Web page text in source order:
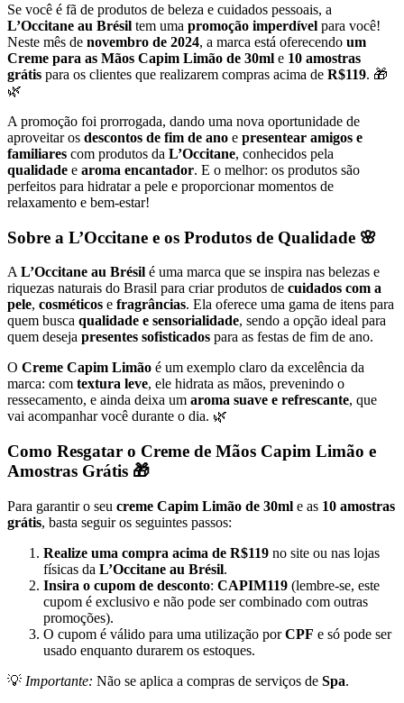
Se você é fã de produtos de beleza e cuidados pessoais, a
L’Occitane au Brésil tem uma promoção imperdível para você!
Neste mês de novembro de 2024, a marca está oferecendo um
Creme para as Mãos Capim Limão de 30ml e 10 amostras
grátis para os clientes que realizarem compras acima de R$119. 🎁
🌿
A promoção foi prorrogada, dando uma nova oportunidade de
aproveitar os descontos de fim de ano e presentear amigos e
familiares com produtos da L’Occitane, conhecidos pela
qualidade e aroma encantador. E o melhor: os produtos são
perfeitos para hidratar a pele e proporcionar momentos de
relaxamento e bem-estar!
Sobre a L’Occitane e os Produtos de Qualidade 🌸
A L’Occitane au Brésil é uma marca que se inspira nas belezas e
riquezas naturais do Brasil para criar produtos de cuidados com a
pele, cosméticos e fragrâncias. Ela oferece uma gama de itens para
quem busca qualidade e sensorialidade, sendo a opção ideal para
quem deseja presentes sofisticados para as festas de fim de ano.
O Creme Capim Limão é um exemplo claro da excelência da
marca: com textura leve, ele hidrata as mãos, prevenindo o
ressecamento, e ainda deixa um aroma suave e refrescante, que
vai acompanhar você durante o dia. 🌿
Como Resgatar o Creme de Mãos Capim Limão e
Amostras Grátis 🎁
Para garantir o seu creme Capim Limão de 30ml e as 10 amostras
grátis, basta seguir os seguintes passos:
Realize uma compra acima de R$119 no site ou nas lojas
físicas da L’Occitane au Brésil.
Insira o cupom de desconto: CAPIM119 (lembre-se, este
cupom é exclusivo e não pode ser combinado com outras
promoções).
O cupom é válido para uma utilização porCPF e só pode ser
usado enquanto durarem os estoques.
💡 Importante: Não se aplica a compras de serviços de Spa.